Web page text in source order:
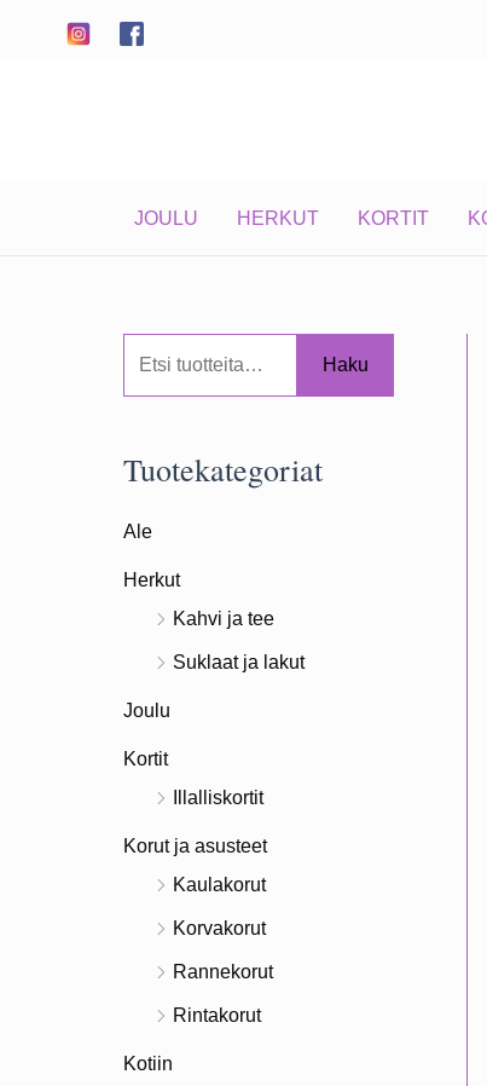
sisältöön
JOULU HERKUT KORTIT
i
Haku
Tuotekategoriat
Ale
Herkut
Kahvi ja tee
Suklaat ja lakut
Joulu
Kortit
Illalliskortit
Korut ja asusteet
Kaulakorut
Korvakorut
Rannekorut
Rintakorut
Kotiin